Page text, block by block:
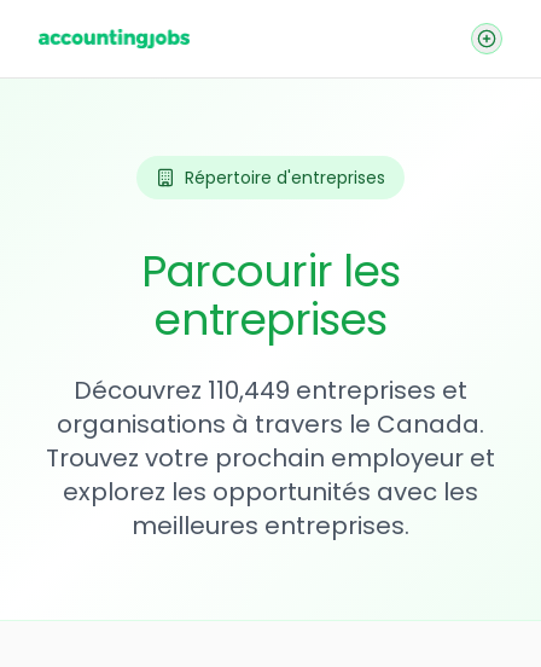
Répertoire d'entreprises
Parcourir les
entreprises
Découvrez 110,449 entreprises et
organisations à travers le Canada.
Trouvez votre prochain employeur et
explorez les opportunités avec les
meilleures entreprises.